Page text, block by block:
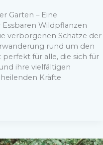
Garten – Eine
Wildpflanzen
verborgenen Schätze der
rund um den
perfekt für alle, die sich für
ihre vielfältigen
Kräfte